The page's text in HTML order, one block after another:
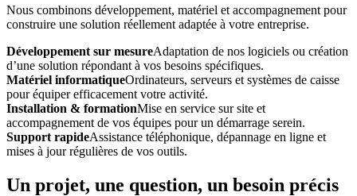
Nous combinons développement, matériel et accompagnement pour
construire une solution réellement adaptée à votre entreprise.
Développement sur mesureAdaptation de nos logiciels ou création
d’une solution répondant à vos besoins spécifiques.
Matériel informatiqueOrdinateurs, serveurs et systèmes de caisse
pour équiper efficacement votre activité.
Installation & formationMise en service sur site et
accompagnement de vos équipes pour un démarrage serein.
Support rapideAssistance téléphonique, dépannage en ligne et
mises à jour régulières de vos outils.
Un projet, une question, un besoin précis